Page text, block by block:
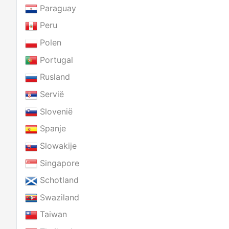
Paraguay
Peru
Polen
Portugal
Rusland
Servië
Slovenië
Spanje
Slowakije
Singapore
Schotland
Swaziland
Taiwan